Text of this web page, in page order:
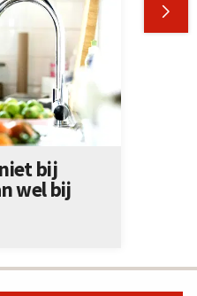

bij
wel bij